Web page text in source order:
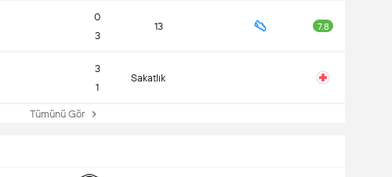
0
3
13 7.8
3
1
Sakatlık
Tümünü Gör